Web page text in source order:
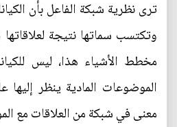
ترى نظرية شبكة الفاعل بأن
وتكتسب سماتها نتيجة
مخطط الأشياء هذا، ليس
الموضوعات المادية ينظر
معنى في شبكة من العلاقات مع